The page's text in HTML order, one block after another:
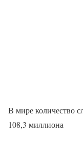
В мире количество
108,3 миллиона